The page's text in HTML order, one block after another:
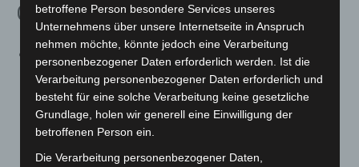
Corona-Sonderregeln
Arbeitsunfähigkeit: Patientinnen und Patienten, die
an leichten Atemwegserkrankungen leiden, können
wie bisher telefonisch für bis zu 7 Kalendertage
krankgeschrieben werden. Niedergelassene
Ärztinnen und Ärzte müssen sich dabei persönlich
vom Zu-stand der Patientin oder des Patienten durch
betroffene Person besondere Services unseres
Unternehmens über unsere Internetseite in Anspruch
nehmen möchte, könnte jedoch eine Verarbeitung
personenbezogener Daten erforderlich werden. Ist die
Verarbeitung personenbezogener Daten erforderlich und
besteht für eine solche Verarbeitung keine gesetzliche
Grundlage, holen wir generell eine Einwilligung der
betroffenen Person ein.
Die Verarbeitung personenbezogener Daten,